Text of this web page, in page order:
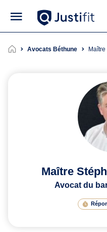
Avocats Béthune
Maître
Avocat du